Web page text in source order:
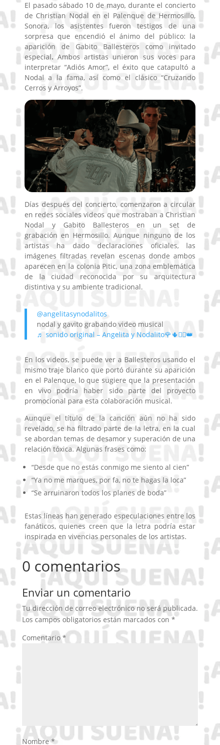
El pasado sábado 10 de mayo, durante el concierto
de Christian Nodal en el Palenque de Hermosillo,
Sonora, los asistentes fueron testigos de una
sorpresa que encendió el ánimo del público: la
aparición de
Gabito Ballesteros como
invitado
especial. Ambos artistas unieron sus voces para
interpretar “Adiós Amor”, el éxito que catapultó a
Nodal a la fama, así como el clásico “Cruzando
Cerros y Arroyos”.
Días después del concierto, comenzaron a circular
en redes sociales videos que mostraban a Christian
Nodal y Gabito Ballesteros en un set de
grabación en Hermosillo. Aunque ninguno de los
artistas ha dado declaraciones oficiales, las
imágenes filtradas revelan escenas donde ambos
aparecen en la colonia Pitic, una zona emblemática
de la ciudad reconocida por su arquitectura
distintiva y su ambiente tradicional.
@angelitasynodalitos
nodal y gavito grabando video musical
♬ sonido original – Angelita y Nodalito🌹🌵❤️‍🔥👑
En los videos, se puede ver a Ballesteros usando el
mismo traje blanco que portó durante su aparición
en el Palenque, lo que sugiere que la presentación
en vivo podría haber sido parte del proyecto
promocional para esta colaboración musical.
Aunque el título de la canción aún no ha sido
revelado, se ha filtrado parte de la letra, en la cual
se abordan temas de desamor y superación de una
relación tóxica. Algunas frases como:
“Desde que no estás conmigo me siento al cien”
“Ya no me marques, por fa, no te hagas la loca”
“Se arruinaron todos los planes de boda”
Estas líneas han generado especulaciones entre los
fanáticos, quienes creen que la letra podría estar
inspirada en vivencias personales de los artistas.
0 comentarios
Enviar un comentario
Tu dirección de correo electrónico no será publicada.
Los campos obligatorios están marcados con *
Comentario*
Nombre*